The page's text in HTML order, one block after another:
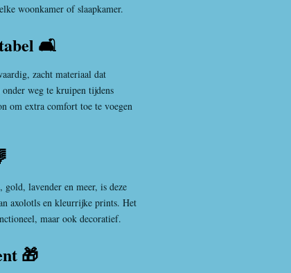
woonkamer of slaapkamer.
🛋️
zacht materiaal dat
weg te kruipen tijdens
om extra comfort toe te voegen
lavender en meer, is deze
axolotls en kleurrijke prints. Het
maar ook decoratief.
🎁